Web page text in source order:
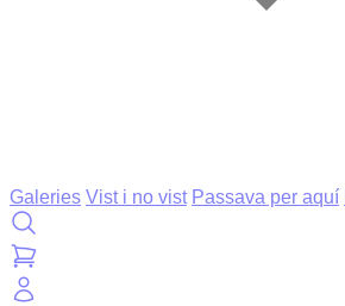
Galeries Vist i no vist Passava per aquí